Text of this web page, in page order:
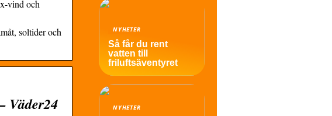
vind och
soltider och
Väder24
NYHETER
Så får du rent
vatten till
friluftsäventyret
NYHETER